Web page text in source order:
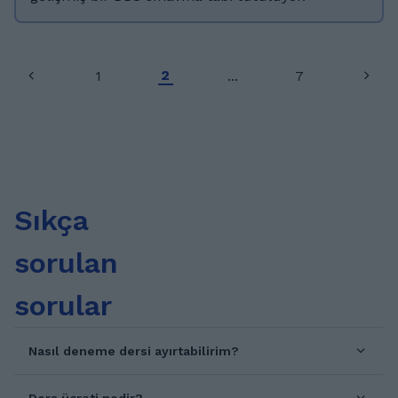
taşındıktan sonra tercümanlık/çevirmenlik
öğretmeni olarak çalışıyorum ve uzun süredir
1 2 ... 7
Sıkça
sorulan
sorular
Nasıl deneme dersi ayırtabilirim?